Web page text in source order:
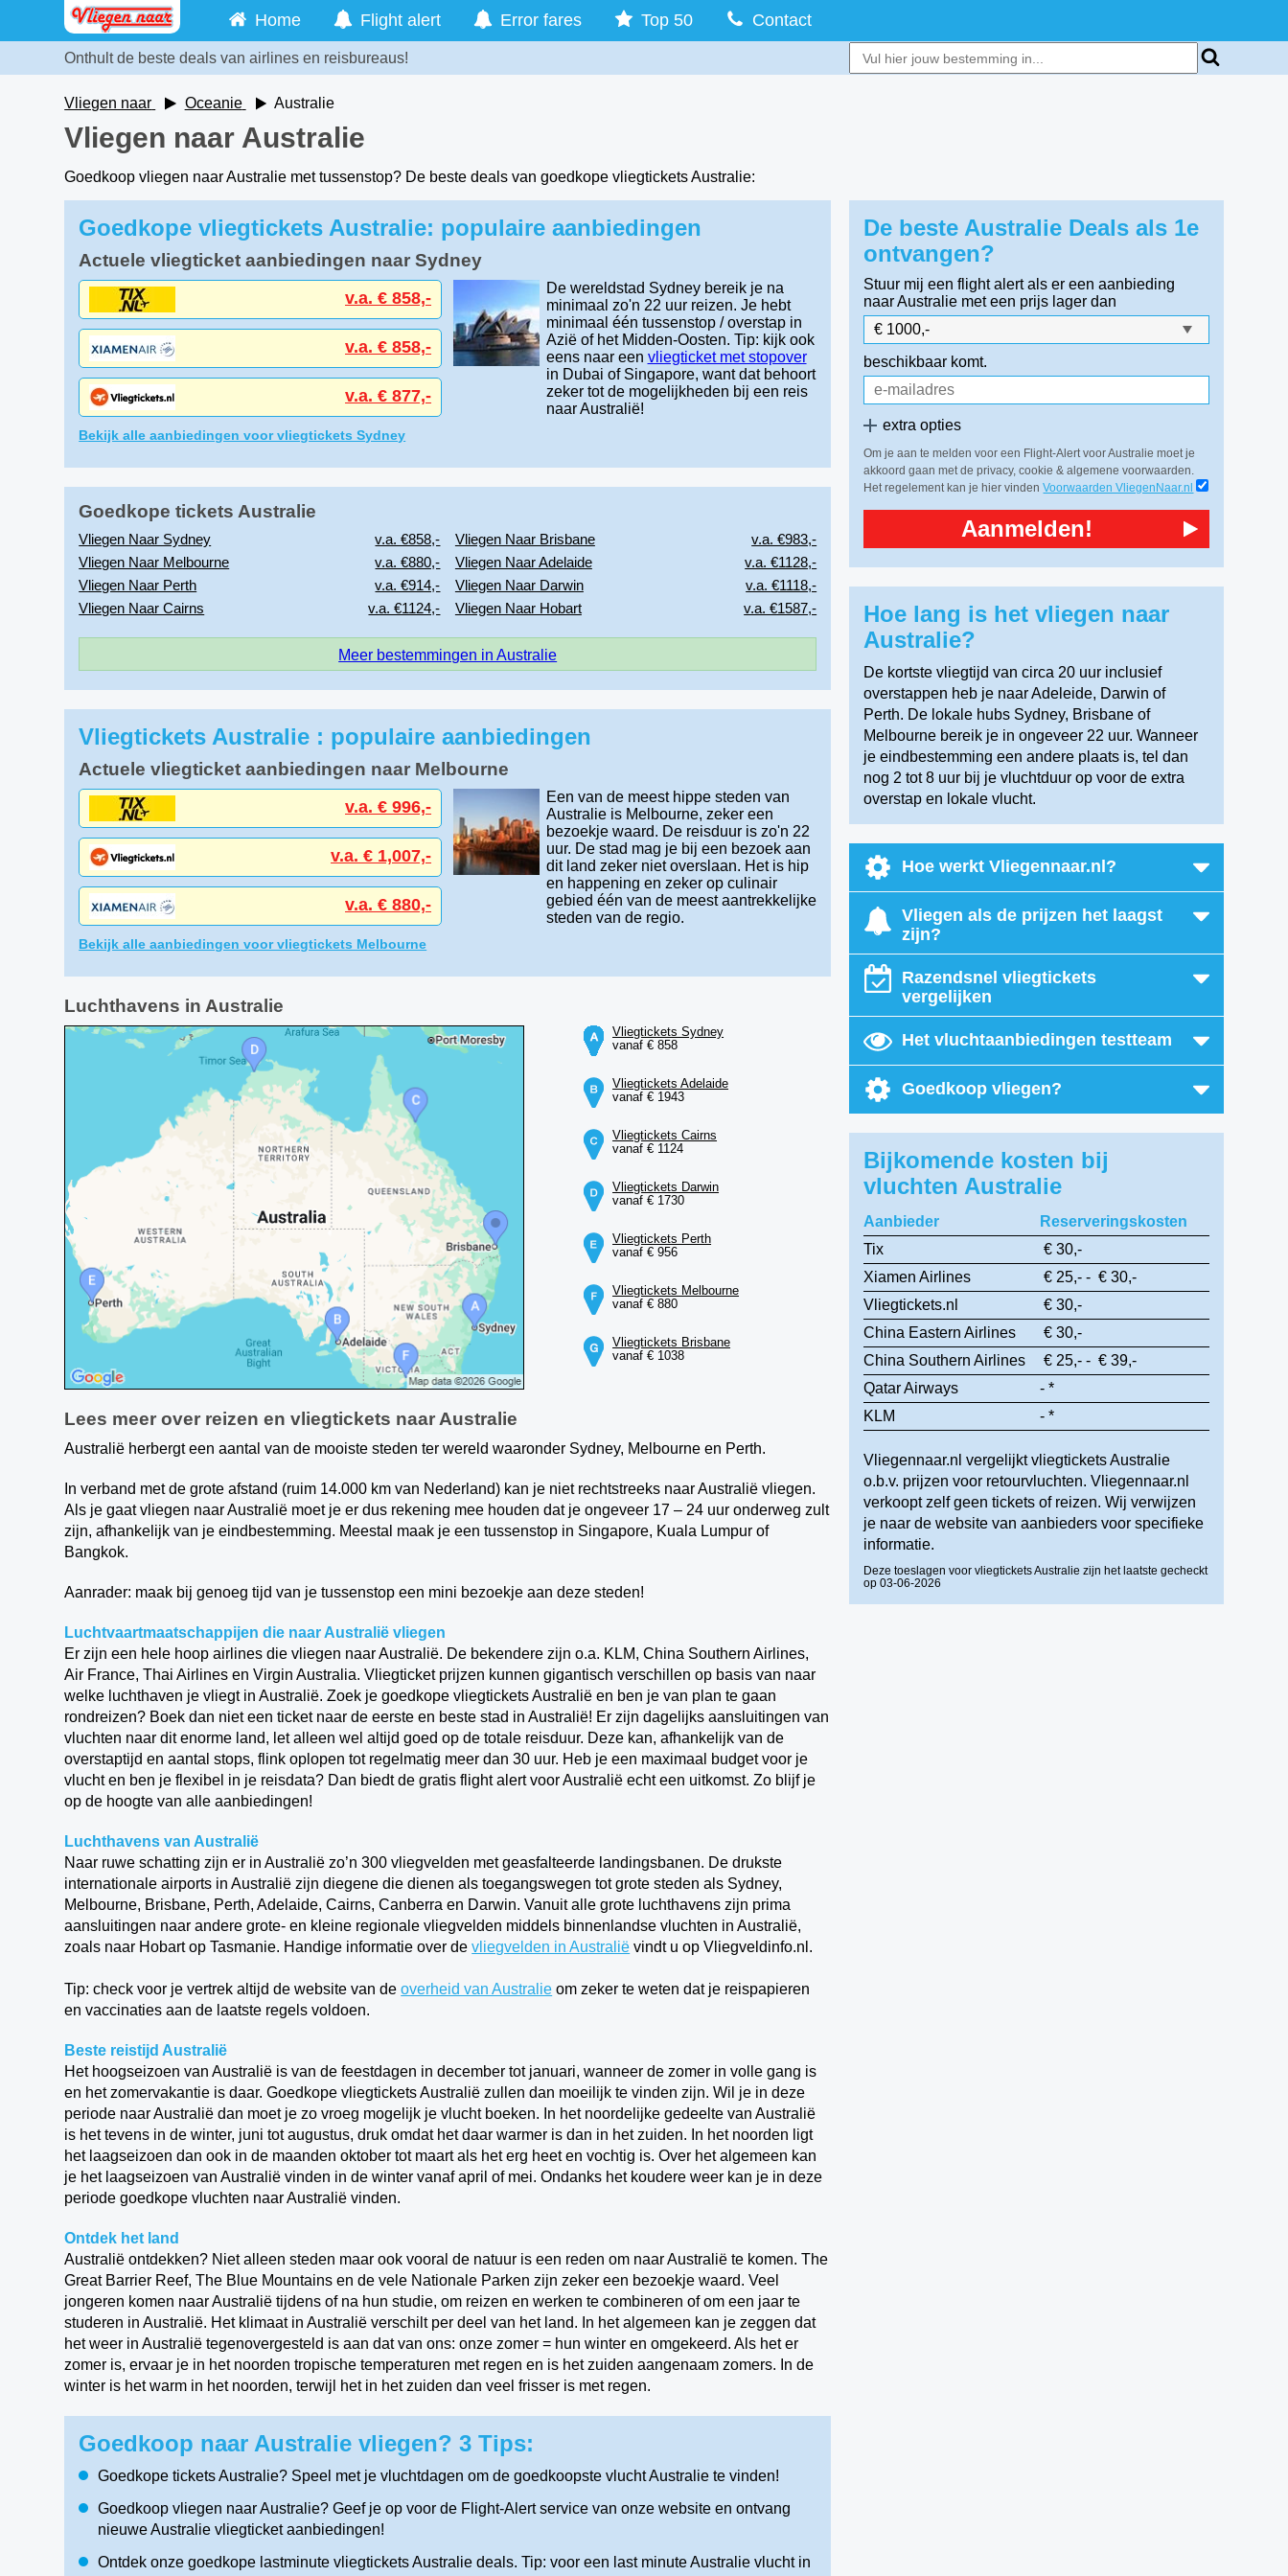
Home Flight alert Error fares Top 50 Contact
Onthult de beste deals van airlines en reisbureaus!
Vliegen naar Oceanie Australie
Vliegen naar Australie
Goedkoop vliegen naar Australie met tussenstop? De beste deals van goedkope vliegtickets Australie:
Goedkope vliegtickets Australie: populaire aanbiedingen
Actuele vliegticket aanbiedingen naar Sydney
v.a. € 858,-
v.a. € 858,-
v.a. € 877,-
Bekijk alle aanbiedingen voor vliegtickets Sydney
De wereldstad Sydney bereik je na
minimaal zo'n 22 uur reizen. Je hebt
minimaal één tussenstop / overstap in
Azië of het Midden-Oosten. Tip: kijk ook
eens naar een vliegticket met stopover
in Dubai of Singapore, want dat behoort
zeker tot de mogelijkheden bij een reis
naar Australië!
Goedkope tickets Australie
Vliegen Naar Sydney v.a. €858,- Vliegen Naar Brisbane
v.a. €983,-
Vliegen Naar Melbourne
v.a. €880,- Vliegen Naar Adelaide
v.a. €1128,-
Vliegen Naar Perth
v.a. €914,- Vliegen Naar Darwin
v.a. €1118,-
Vliegen Naar Cairns
v.a. €1124,- Vliegen Naar Hobart v.a. €1587,-
Meer bestemmingen in Australie
Vliegtickets Australie : populaire aanbiedingen
Actuele vliegticket aanbiedingen naar Melbourne
v.a. € 996,-
v.a. € 1,007,-
v.a. € 880,-
Bekijk alle aanbiedingen voor vliegtickets Melbourne
Een van de meest hippe steden van
Australie is Melbourne, zeker een
bezoekje waard. De reisduur is zo'n 22
uur. De stad mag je bij een bezoek aan
dit land zeker niet overslaan. Het is hip
en happening en zeker op culinair
gebied één van de meest aantrekkelijke
steden van de regio.
Luchthavens in Australie
Vliegtickets Sydney
vanaf € 858
Vliegtickets Adelaide
vanaf € 1943
Vliegtickets Cairns
vanaf € 1124
Vliegtickets Darwin
vanaf € 1730
Vliegtickets Perth
vanaf € 956
Vliegtickets Melbourne
vanaf € 880
Vliegtickets Brisbane
vanaf € 1038
Lees meer over reizen en vliegtickets naar Australie
Australië herbergt een aantal van de mooiste steden ter wereld waaronder Sydney, Melbourne en Perth.
In verband met de grote afstand (ruim 14.000 km van Nederland) kan je niet rechtstreeks naar Australië vliegen.
Als je gaat vliegen naar Australië moet je er dus rekening mee houden dat je ongeveer 17 – 24 uur onderweg zult
zijn, afhankelijk van je eindbestemming. Meestal maak je een tussenstop in Singapore, Kuala Lumpur of
Bangkok.
Aanrader: maak bij genoeg tijd van je tussenstop een mini bezoekje aan deze steden!
Luchtvaartmaatschappijen die naar Australië vliegen
Er zijn een hele hoop airlines die vliegen naar Australië. De bekendere zijn o.a. KLM, China Southern Airlines,
Air France, Thai Airlines en Virgin Australia. Vliegticket prijzen kunnen gigantisch verschillen op basis van naar
welke luchthaven je vliegt in Australië. Zoek je goedkope vliegtickets Australië en ben je van plan te gaan
rondreizen? Boek dan niet een ticket naar de eerste en beste stad in Australië! Er zijn dagelijks aansluitingen van
vluchten naar dit enorme land, let alleen wel altijd goed op de totale reisduur. Deze kan, afhankelijk van de
overstaptijd en aantal stops, flink oplopen tot regelmatig meer dan 30 uur. Heb je een maximaal budget voor je
vlucht en ben je flexibel in je reisdata? Dan biedt de gratis flight alert voor Australië echt een uitkomst. Zo blijf je
op de hoogte van alle aanbiedingen!
Luchthavens van Australië
Naar ruwe schatting zijn er in Australië zo’n 300 vliegvelden met geasfalteerde landingsbanen. De drukste
internationale airports in Australië zijn diegene die dienen als toegangswegen tot grote steden als Sydney,
Melbourne, Brisbane, Perth, Adelaide, Cairns, Canberra en Darwin. Vanuit alle grote luchthavens zijn prima
aansluitingen naar andere grote- en kleine regionale vliegvelden middels binnenlandse vluchten in Australië,
zoals naar Hobart op Tasmanie. Handige informatie over devliegvelden inAustralië vindt u op Vliegveldinfo.nl.
Tip: check voor je vertrek altijd de website van deoverheid van Australie om zeker te weten dat je reispapieren
en vaccinaties aan de laatste regels voldoen.
Beste reistijd Australië
Het hoogseizoen van Australië is van de feestdagen in december tot januari, wanneer de zomer in volle gang is
en het zomervakantie is daar. Goedkope vliegtickets Australië zullen dan moeilijk te vinden zijn. Wil je in deze
periode naar Australië dan moet je zo vroeg mogelijk je vlucht boeken. In het noordelijke gedeelte van Australië
is het tevens in de winter, juni tot augustus, druk omdat het daar warmer is dan in het zuiden. In het noorden ligt
het laagseizoen dan ook in de maanden oktober tot maart als het erg heet en vochtig is. Over het algemeen kan
je het laagseizoen van Australië vinden in de winter vanaf april of mei. Ondanks het koudere weer kan je in deze
periode goedkope vluchten naar Australië vinden.
Ontdek het land
Australië ontdekken? Niet alleen steden maar ook vooral de natuur is een reden om naar Australië te komen. The
Great Barrier Reef, The Blue Mountains en de vele Nationale Parken zijn zeker een bezoekje waard. Veel
jongeren komen naar Australië tijdens of na hun studie, om reizen en werken te combineren of om een jaar te
studeren in Australië. Het klimaat in Australië verschilt per deel van het land. In het algemeen kan je zeggen dat
het weer in Australië tegenovergesteld is aan dat van ons: onze zomer = hun winter en omgekeerd. Als het er
zomer is, ervaar je in het noorden tropische temperaturen met regen en is het zuiden aangenaam zomers. In de
winter is het warm in het noorden, terwijl het in het zuiden dan veel frisser is met regen.
Goedkoop naar Australie vliegen? 3 Tips:
Goedkope tickets Australie? Speel met je vluchtdagen om de goedkoopste vlucht Australie te vinden!
Goedkoop vliegen naar Australie? Geef je op voor de Flight-Alert service van onze website en ontvang
nieuwe Australie vliegticket aanbiedingen!
Ontdek onze goedkope lastminute vliegtickets Australie deals. Tip: voor een last minute Australie vlucht in
De beste Australie Deals als 1e
ontvangen?
Stuur mij een flight alert als er een aanbieding
naar Australie met een prijs lager dan
beschikbaar komt.
extra opties
Om je aan te melden voor een Flight-Alert voor Australie moet je
akkoord gaan met de privacy, cookie & algemene voorwaarden.
Het regelement kan je hier vindenVoorwaarden VliegenNaar.nl
Aanmelden!
Hoe lang is het vliegen naar
Australie?
De kortste vliegtijd van circa 20 uur inclusief
overstappen heb je naar Adeleide, Darwin of
Perth. De lokale hubs Sydney, Brisbane of
Melbourne bereik je in ongeveer 22 uur. Wanneer
je eindbestemming een andere plaats is, tel dan
nog 2 tot 8 uur bij je vluchtduur op voor de extra
overstap en lokale vlucht.
Hoe werkt Vliegennaar.nl?
Vliegen als de prijzen het laagst
zijn?
Razendsnel vliegtickets
vergelijken
Het vluchtaanbiedingen testteam
Goedkoop vliegen?
Bijkomende kosten bij
vluchten Australie
Aanbieder
Reserveringskosten
Tix
€ 30,-
Xiamen Airlines
€ 25,- - € 30,-
Vliegtickets.nl
€ 30,-
China Eastern Airlines
€ 30,-
China Southern Airlines
€ 25,- - € 39,-
Qatar Airways
- *
KLM
- *
Vliegennaar.nl vergelijkt vliegtickets Australie
o.b.v. prijzen voor retourvluchten. Vliegennaar.nl
verkoopt zelf geen tickets of reizen. Wij verwijzen
je naar de website van aanbieders voor specifieke
informatie.
Deze toeslagen voor vliegtickets Australie zijn het laatste gecheckt
op 03-06-2026